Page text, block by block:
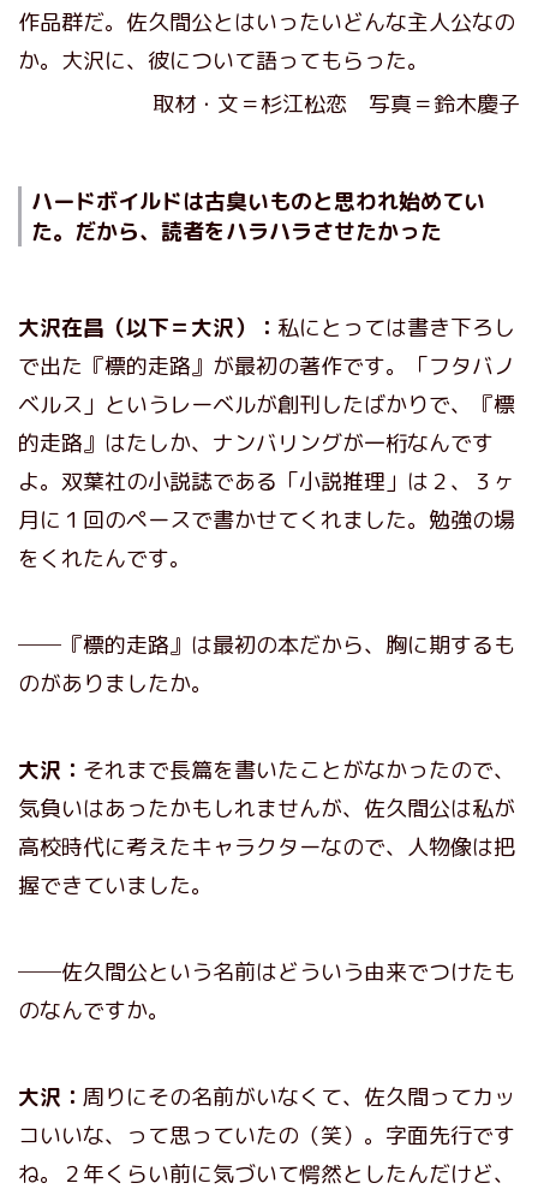
作品群だ。佐久間公とはいったいどんな主人公なの
か。大沢に、彼について語ってもらった。
取材・文＝杉江松恋 写真＝鈴木慶子
ハードボイルドは古臭いものと思われ始めてい
た。だから、読者をハラハラさせたかった
大沢在昌（以下＝大沢）： 私にとっては書き下ろし
で出た『標的走路』が最初の著作です。「フタバノ
ベルス」というレーベルが創刊したばかりで、『標
的走路』はたしか、ナンバリングが一桁なんです
よ。双葉社の小説誌である「小説推理」は２、３ヶ
月に１回のペースで書かせてくれました。勉強の場
をくれたんです。
──『標的走路』は最初の本だから、胸に期するも
のがありましたか。
大沢： それまで長篇を書いたことがなかったので、
気負いはあったかもしれませんが、佐久間公は私が
高校時代に考えたキャラクターなので、人物像は把
握できていました。
──佐久間公という名前はどういう由来でつけたも
のなんですか。
大沢： 周りにその名前がいなくて、佐久間ってカッ
コいいな、って思っていたの（笑）。字面先行です
ね。２年くらい前に気づいて愕然としたんだけど、